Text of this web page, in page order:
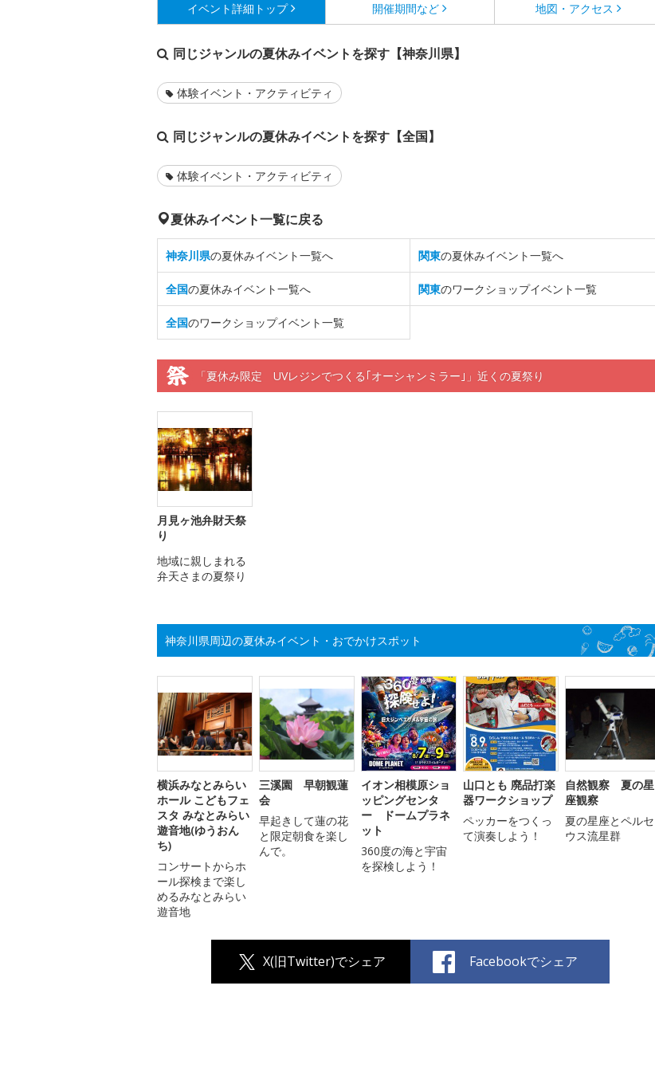
イベント詳細 トップ 開催期間など 地図・アクセス
同じジャンルの夏休みイベントを探す【神奈川県】
体験イベント・アクティビティ
同じジャンルの夏休みイベントを探す【全国】
体験イベント・アクティビティ
夏休みイベント一覧に戻る
神奈川県の夏休みイベント一覧へ 関東の夏休みイベント一覧へ
全国の夏休みイベント一覧へ 関東のワークショップイベント一覧
全国のワークショップイベント一覧
「夏休み限定 UVレジンでつくる｢オーシャンミラー｣」近くの夏祭り
月見ヶ池弁財天祭
り
地域に親しまれる
弁天さまの夏祭り
神奈川県周辺の夏休みイベント・おでかけスポット
横浜みなとみらい
ホール こどもフェ
スタ みなとみらい
遊音地(ゆうおん
ち)
コンサートからホ
ール探検まで楽し
めるみなとみらい
遊音地
三溪園 早朝観蓮
会
早起きして蓮の花
と限定朝食を楽し
んで。
イオン相模原ショ
ッピングセンタ
ー ドームプラネ
ット
360度の海と宇宙
を探検しよう！
山口とも 廃品打楽
器ワークショップ
ペッカーをつくっ
て演奏しよう！
自然観察 夏の星
座観察
夏の星座とペルセ
ウス流星群
X(旧Twitter)でシェア Facebookでシェア